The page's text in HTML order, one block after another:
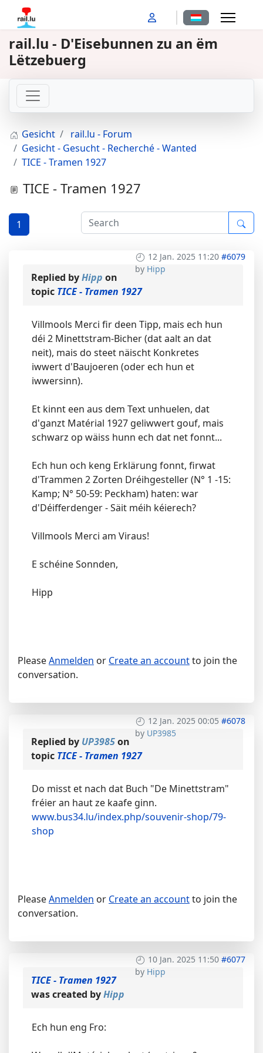
Sprache
rail.lu - D'Eisebunnen zu an ëm
Lëtzebuerg
Gesicht
rail.lu - Forum
Gesicht - Gesucht - Recherché - Wanted
TICE - Tramen 1927
TICE - Tramen 1927
1
12 Jan. 2025 11:20 #6079
by Hipp
Replied byHipp on
topic TICE - Tramen 1927
Villmools Merci fir deen Tipp, mais ech hun
déi 2 Minettstram-Bicher (dat aalt an dat
neit), mais do steet näischt Konkretes
iwwert d'Baujoeren (oder ech hun et
iwwersinn).
Et kinnt een aus dem Text unhuelen, dat
d'ganzt Matérial 1927 geliwwert gouf, mais
schwarz op wäiss hunn ech dat net fonnt...
Ech hun och keng Erklärung fonnt, firwat
d'Trammen 2 Zorten Dréihgesteller (N° 1 -15:
Kamp; N° 50-59: Peckham) haten: war
d'Déifferdenger - Säit méih kéierech?
Villmools Merci am Viraus!
E schéine Sonnden,
Hipp
PleaseAnmelden or Create an accountto join the
conversation.
12 Jan. 2025 00:05 #6078
by UP3985
Replied by UP3985on
topic TICE - Tramen 1927
Do misst et nach dat Buch "De Minettstram"
fréier an haut ze kaafe ginn.
www.bus34.lu/index.php/souvenir-shop/79-
shop
PleaseAnmelden or Create an accountto join the
conversation.
10 Jan. 2025 11:50 #6077
by Hipp
TICE - Tramen 1927
was created byHipp
Ech hun eng Fro: